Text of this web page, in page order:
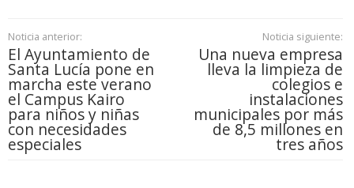
Noticia anterior:
El Ayuntamiento de
Santa Lucía pone en
marcha este verano
el Campus Kairo
para niños y niñas
con necesidades
especiales
Noticia siguiente:
Una nueva empresa
lleva la limpieza de
colegios e
instalaciones
municipales por más
de 8,5 millones en
tres años